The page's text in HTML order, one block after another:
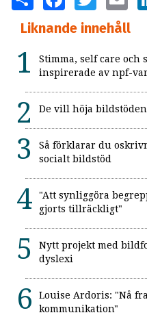
Liknande innehåll
Stimma, self care och
inspirerade av npf-
De vill höja
Så förklarar du
socialt bildstöd
"Att synliggöra
gjorts tillräckligt"
Nytt projekt med
dyslexi
Louise Ardoris: "Nå
kommunikation"